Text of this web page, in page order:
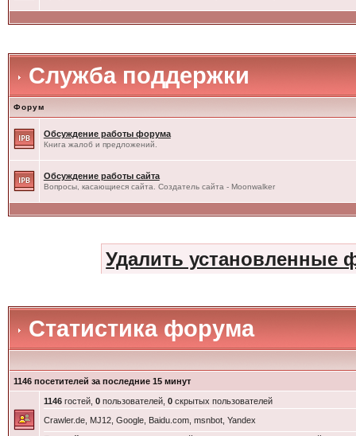
Служба поддержки
Форум
Обсуждение работы форума
Книга жалоб и предложений.
Обсуждение работы сайта
Вопросы, касающиеся сайта. Создатель сайта - Moonwalker
Удалить установленные
Статистика форума
1146 посетителей за последние 15 минут
1146гостей, 0пользователей, 0скрытых пользователей
Crawler.de, MJ12, Google, Baidu.com, msnbot, Yandex